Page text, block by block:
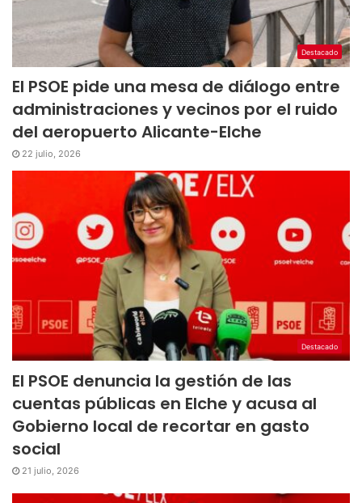
Destacado
El PSOE pide una mesa de diálogo entre
administraciones y vecinos por el ruido
del aeropuerto Alicante-Elche
22 julio, 2026
Destacado
El PSOE denuncia la gestión de las
cuentas públicas en Elche y acusa al
Gobierno local de recortar en gasto
social
21 julio, 2026